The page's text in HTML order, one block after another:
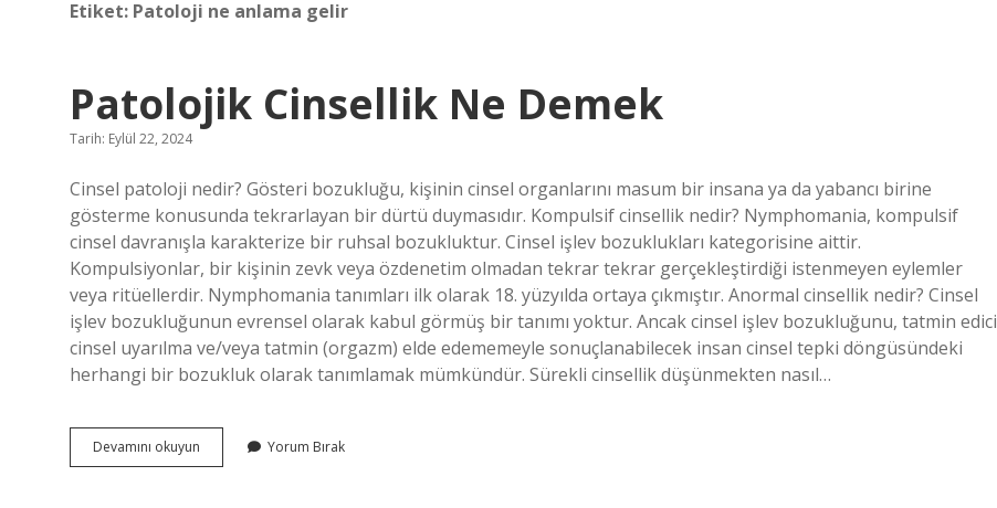
Etiket: Patoloji ne anlama gelir
Patolojik Cinsellik Ne Demek
Tarih: Eylül 22, 2024
Cinsel patoloji nedir? Gösteri bozukluğu, kişinin cinsel organlarını masum bir insana ya da yabancı birine
gösterme konusunda tekrarlayan bir dürtü duymasıdır. Kompulsif cinsellik nedir? Nymphomania, kompulsif
cinsel davranışla karakterize bir ruhsal bozukluktur. Cinsel işlev bozuklukları kategorisine aittir.
Kompulsiyonlar, bir kişinin zevk veya özdenetim olmadan tekrar tekrar gerçekleştirdiği istenmeyen eylemler
veya ritüellerdir. Nymphomania tanımları ilk olarak 18. yüzyılda ortaya çıkmıştır. Anormal cinsellik nedir? Cinsel
işlev bozukluğunun evrensel olarak kabul görmüş bir tanımı yoktur. Ancak cinsel işlev bozukluğunu, tatmin edici
cinsel uyarılma ve/veya tatmin (orgazm) elde edememeyle sonuçlanabilecek insan cinsel tepki döngüsündeki
herhangi bir bozukluk olarak tanımlamak mümkündür. Sürekli cinsellik düşünmekten nasıl…
Devamını okuyun Patolojik
Cinsellik
Yorum Bırak